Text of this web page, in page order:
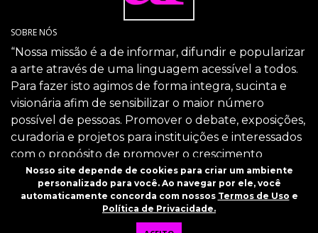
SOBRE NÓS
“Nossa missão é a de informar, difundir e popularizar
a arte através de uma linguagem acessível a todos.
Para fazer isto agimos de forma integra, sucinta e
visionária afim de sensibilizar o maior número
possível de pessoas. Promover o debate, exposições,
curadoria e projetos para instituições e interessados
com o propósito de promover o crescimento
intelectual da sociedade através da arte.”
SIGA-NOS
Nosso site depende de cookies para criar um ambiente
personalizado para você. Ao navegar por ele, você
automaticamente concorda com nossos Termos de Uso e
Política de Privacidade.